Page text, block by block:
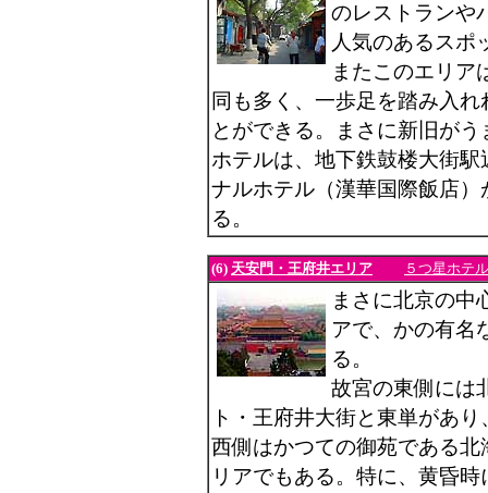
のレストランや
人気のあるスポ
またこのエリア
同も多く、一歩足を踏み入
とができる。まさに新旧が
ホテルは、地下鉄鼓楼大街
ナルホテル（漢華国際飯店
る。
(6) 天安門・王府井エリア ５つ星ホテル
まさに北京の中
アで、かの有名
る。
故宮の東側には
ト・王府井大街と東単があ
西側はかつての御苑である
リアでもある。特に、黄昏